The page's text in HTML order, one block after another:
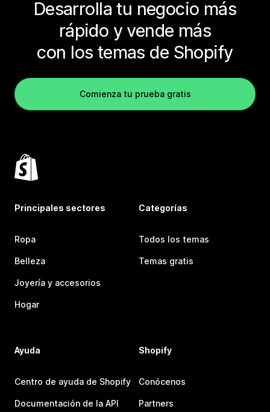
Desarrolla tu negocio más
rápido y vende más
con los temas de Shopify
Comienza tu prueba gratis
Principales sectores
Ropa
Belleza
Joyería y accesorios
Hogar
Categorías
Todos los temas
Temas gratis
Ayuda
Centro de ayuda de Shopify
Documentación de la API
Shopify
Conócenos
Partners